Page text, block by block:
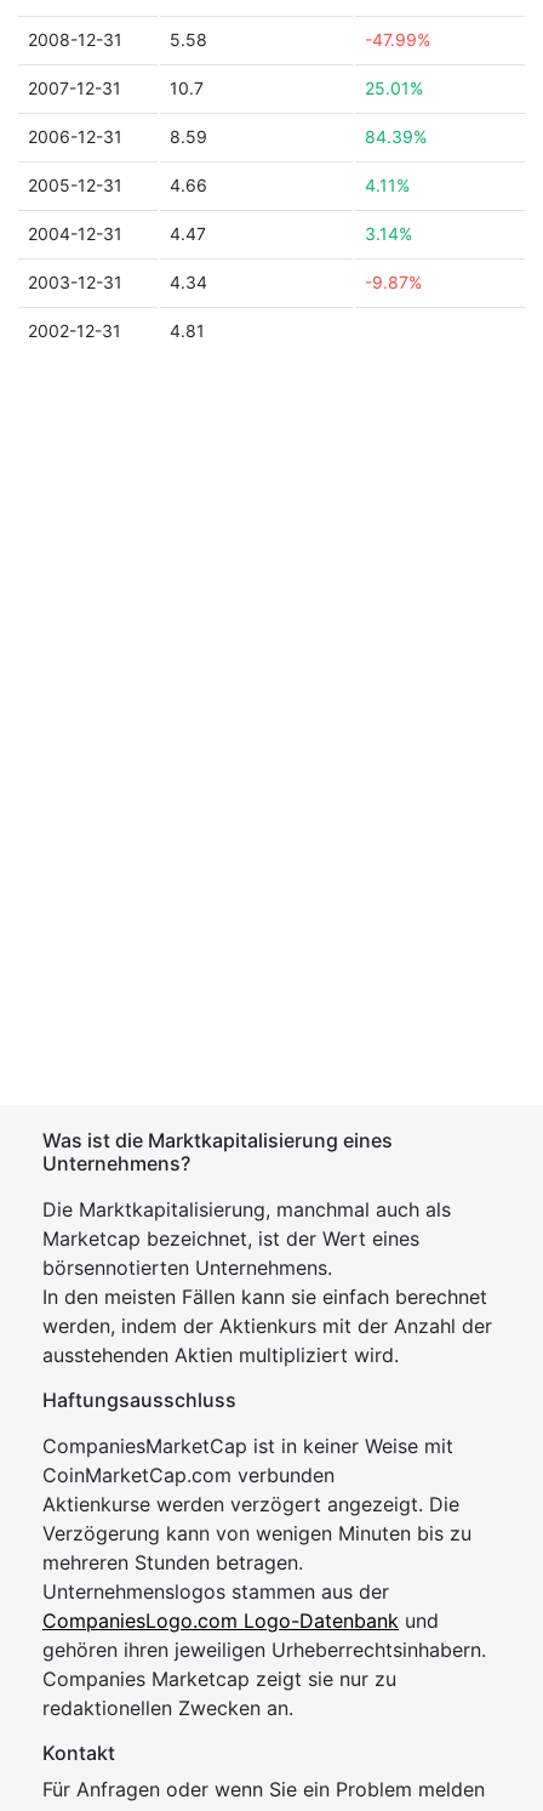
2008-12-31 5.58 -47.99%
2007-12-31 10.7 25.01%
2006-12-31 8.59 84.39%
2005-12-31 4.66 4.11%
2004-12-31 4.47 3.14%
2003-12-31 4.34 -9.87%
2002-12-31 4.81
Was ist die Marktkapitalisierung eines
Unternehmens?
Die Marktkapitalisierung, manchmal auch als
Marketcap bezeichnet, ist der Wert eines
börsennotierten Unternehmens.
In den meisten Fällen kann sie einfach berechnet
werden, indem der Aktienkurs mit der Anzahl der
ausstehenden Aktien multipliziert wird.
Haftungsausschluss
CompaniesMarketCap ist in keiner Weise mit
CoinMarketCap.com verbunden
Aktienkurse werden verzögert angezeigt. Die
Verzögerung kann von wenigen Minuten bis zu
mehreren Stunden betragen.
Unternehmenslogos stammen aus der
CompaniesLogo.com Logo-Datenbank und
gehören ihren jeweiligen Urheberrechtsinhabern.
Companies Marketcap zeigt sie nur zu
redaktionellen Zwecken an.
Kontakt
Für Anfragen oder wenn Sie ein Problem melden